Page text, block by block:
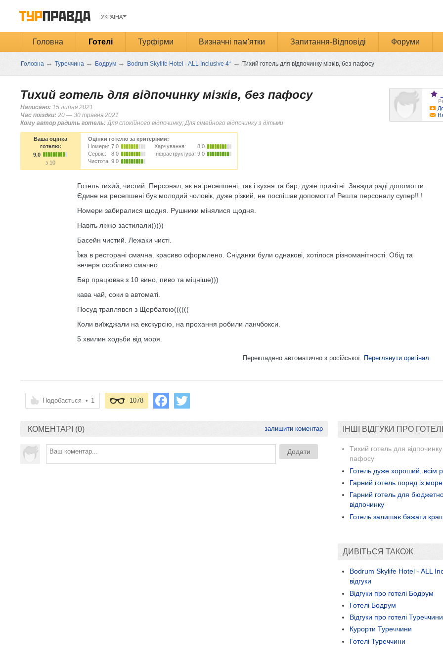
УКРАЇНА
Головна Готелі Турфірми Визначні пам'ятки Запитання-Відповіді Форуми
Головна → Туреччина → Бодрум → Bodrum Skylife Hotel - ALL Inclusive 4* → Тихий готель для відпочинку мізків, без пафосу
Тихий готель для відпочинку мізків, без пафосу
Написано: 15 липня 2021
Час поїздки: 20 — 30 травня 2021
Кому автор радить готель: Для спокійного відпочинку; Для сімейного відпочинку з дітьми
Ваша оцінка
готелю:
9.0
з 10
Оцінки готелю за критеріями:
Номери: 7.0
Сервіс:
8.0
Чистота: 9.0
Харчування:
8.0
Інфраструктура: 9.0
Готель тихий, чистий. Персонал, як на ресепшені, так і кухня та бар, дуже привітні. Завжди раді допомогти.
Єдине на ресепшені був молодий чоловік, дуже різкий, не поспішав допомогти! Решта персоналу супер!! !
Номери забиралися щодня. Рушники мінялися щодня.
Навіть ліжко застилали)))))
Басейн чистий. Лежаки чисті.
Їжа в ресторані смачна. красиво оформлено. Сніданки були однакові, хотілося різноманітності. Обід та
вечеря особливо смачно.
Бар працював з 10 вино, пиво та міцніше)))
кава чай, соки в автоматі.
Посуд траплявся з Щербатою((((((
Коли виїжджали на екскурсію, на прохання робили ланчбокси.
5 хвилин ходьби від моря.
Перекладено автоматично з російської. Переглянути оригінал
Подобається • 1 1078
КОМЕНТАРІ (0) залишити коментар ІНШІ ВІДГУКИ ПРО
Тихий готель для відпочинку
пафосу
Готель дуже хороший, всім
Гарний готель поряд із
Гарний готель для
відпочинку
Готель залишає бажати
ДИВІТЬСЯ ТАКОЖ
Bodrum Skylife Hotel - ALL
відгуки
Відгуки про готелі Бодрум
Готелі Бодрум
Відгуки про готелі Туреччини
Курорти Туреччини
Готелі Туреччини